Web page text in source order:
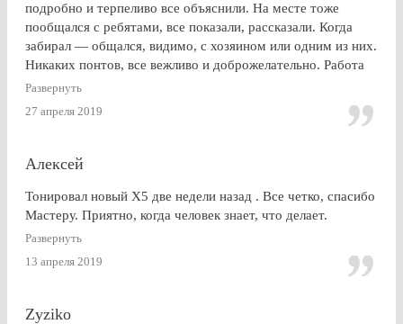
подробно и терпеливо все объяснили. На месте тоже
пообщался с ребятами, все показали, рассказали. Когда
забирал — общался, видимо, с хозяином или одним из них.
Никаких понтов, все вежливо и доброжелательно. Работа
сделана очень качественно, пленка лежит до самой кромки
стекла (есть, правда, неравномерность на разных стеклах,
но это я уже придираюсь). По сравнению с другими
посоветоваться обращаться к этим ребятам? Однозначно,
Развернуть
27 апреля 2019
Алексей
Тонировал новый Х5 две недели назад . Все четко, спасибо
Мастеру. Приятно, когда человек знает, что делает.
Развернуть
13 апреля 2019
Zyziko